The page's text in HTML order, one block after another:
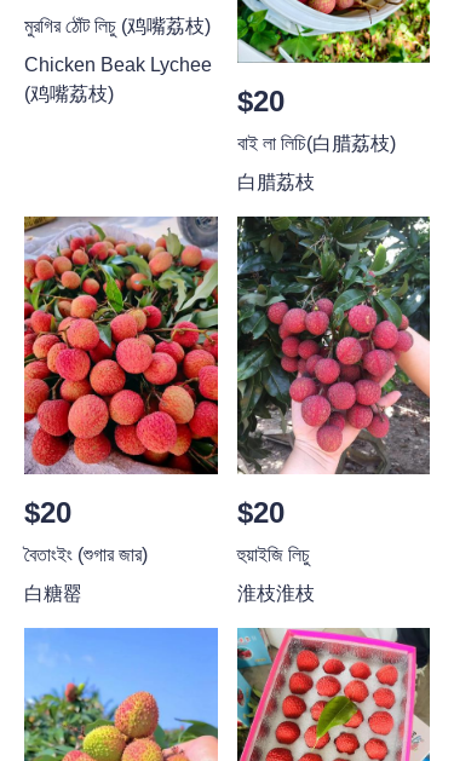
মুরগির ঠোঁট লিচু (鸡嘴荔枝)
Chicken Beak Lychee
(鸡嘴荔枝)
$20
বাই লা লিচি(白腊荔枝)
白腊荔枝
$20
বৈতাংইং (শুগার জার)
白糖罂
$20
হুয়াইজি লিচু
淮枝淮枝